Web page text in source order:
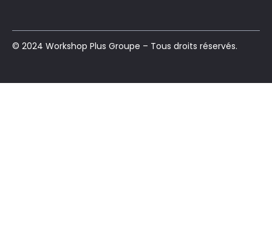
© 2024 Workshop Plus Groupe – Tous droits réservés.